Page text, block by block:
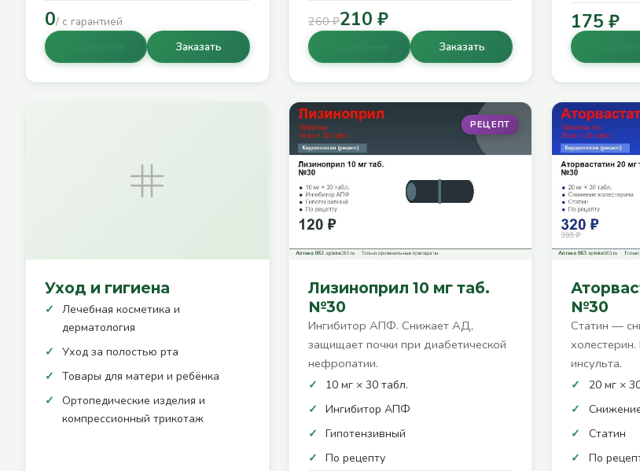
0/ с гарантией
Заказать
260 ₽210 ₽
Заказать
175 ₽
Уход и гигиена
Лечебная косметика и
дерматология
Уход за полостью рта
Товары для матери и ребёнка
Ортопедические изделия и
компрессионный трикотаж
РЕЦЕПТ
Лизиноприл 10 мг таб.
№30
Ингибитор АПФ. Снижает АД,
защищает почки при диабетической
нефропатии.
10 мг × 30 табл.
Ингибитор АПФ
Гипотензивный
По рецепту
№30
Статин —
инсульта.
20 мг ×
Статин
По